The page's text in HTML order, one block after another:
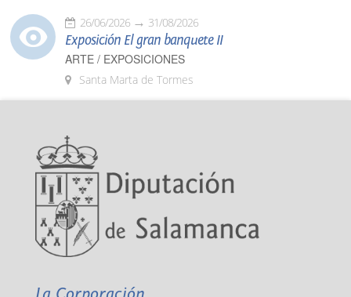
26/06/2026 31/08/2026
Exposición El gran banquete II
ARTE / EXPOSICIONES
Santa Marta de Tormes